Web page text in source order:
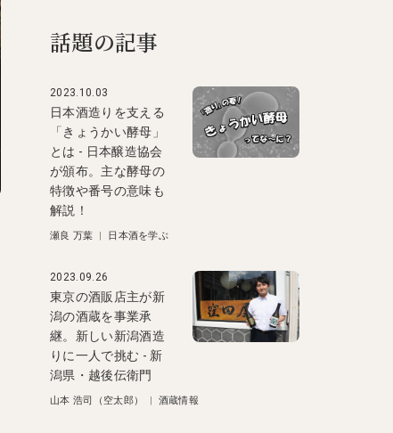
話題の記事
2023.10.03
日本酒造りを支える
「きょうかい酵母」
とは - 日本醸造協会
が頒布。主な酵母の
特徴や番号の意味も
解説！
瀬良 万葉 | 日本酒を学ぶ
2023.09.26
東京の酒販店主が新
潟の酒蔵を事業承
継。新しい新潟酒造
りに一人で挑む - 新
潟県・越後伝衛門
山本 浩司（空太郎） | 酒蔵情報